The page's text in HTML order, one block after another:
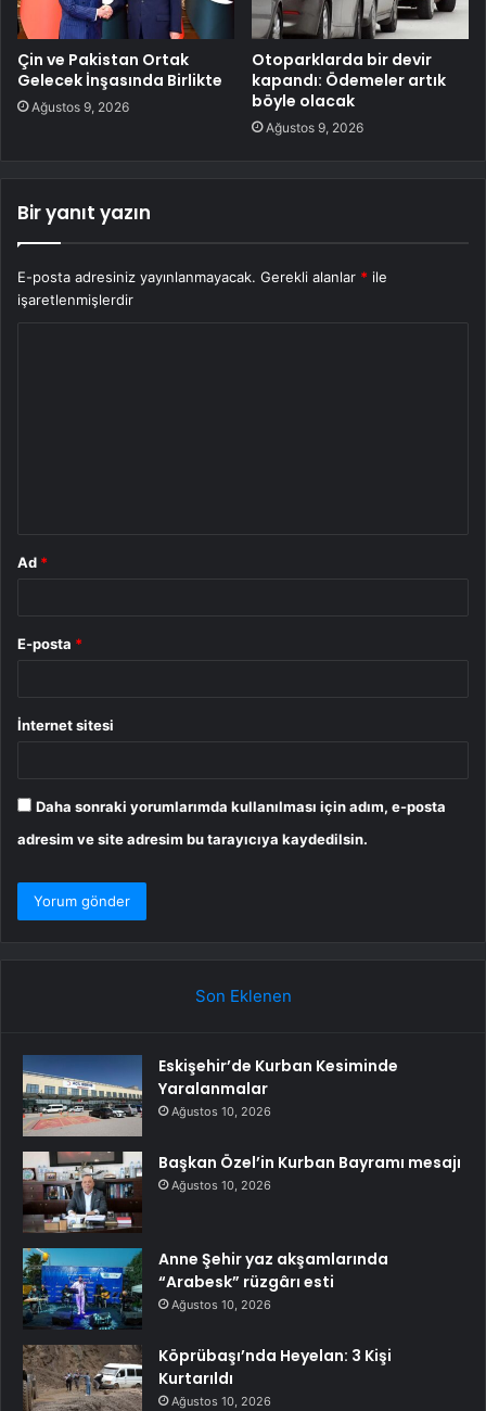
Çin ve Pakistan Ortak
Gelecek İnşasında Birlikte
Ağustos 9, 2026
Otoparklarda bir devir
kapandı: Ödemeler artık
böyle olacak
Ağustos 9, 2026
Bir yanıt yazın
E-posta adresiniz yayınlanmayacak. Gerekli alanlar * ile
işaretlenmişlerdir
Ad *
E-posta *
İnternet sitesi
Daha sonraki yorumlarımda kullanılması için adım, e-posta
adresim ve site adresim bu tarayıcıya kaydedilsin.
Son Eklenen
Eskişehir’de Kurban Kesiminde
Yaralanmalar
Ağustos 10, 2026
Başkan Özel’in Kurban Bayramı mesajı
Ağustos 10, 2026
Anne Şehir yaz akşamlarında
“Arabesk” rüzgârı esti
Ağustos 10, 2026
Köprübaşı’nda Heyelan: 3 Kişi
Kurtarıldı
Ağustos 10, 2026